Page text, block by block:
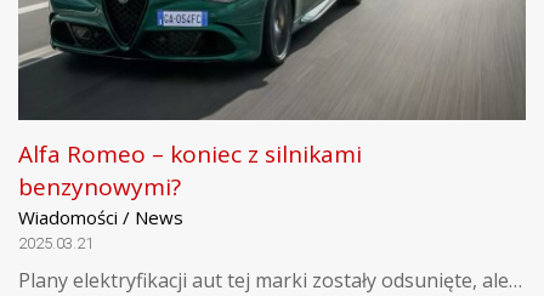
Alfa Romeo – koniec z silnikami
benzynowymi?
Wiadomości / News
2025.03.21
Plany elektryfikacji aut tej marki zostały odsunięte, ale…